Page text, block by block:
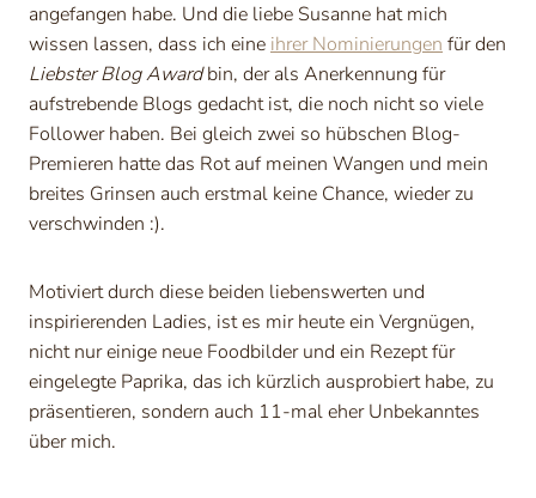
angefangen habe. Und die liebe Susanne hat mich
wissen lassen, dass ich eine ihrer Nominierungen für den
Liebster Blog Awardbin, der als Anerkennung für
aufstrebende Blogs gedacht ist, die noch nicht so viele
Follower haben. Bei gleich zwei so hübschen Blog-
Premieren hatte das Rot auf meinen Wangen und mein
breites Grinsen auch erstmal keine Chance, wieder zu
verschwinden :).
Motiviert durch diese beiden liebenswerten und
inspirierenden Ladies, ist es mir heute ein Vergnügen,
nicht nur einige neue Foodbilder und ein Rezept für
eingelegte Paprika, das ich kürzlich ausprobiert habe, zu
präsentieren, sondern auch 11-mal eher Unbekanntes
über mich.